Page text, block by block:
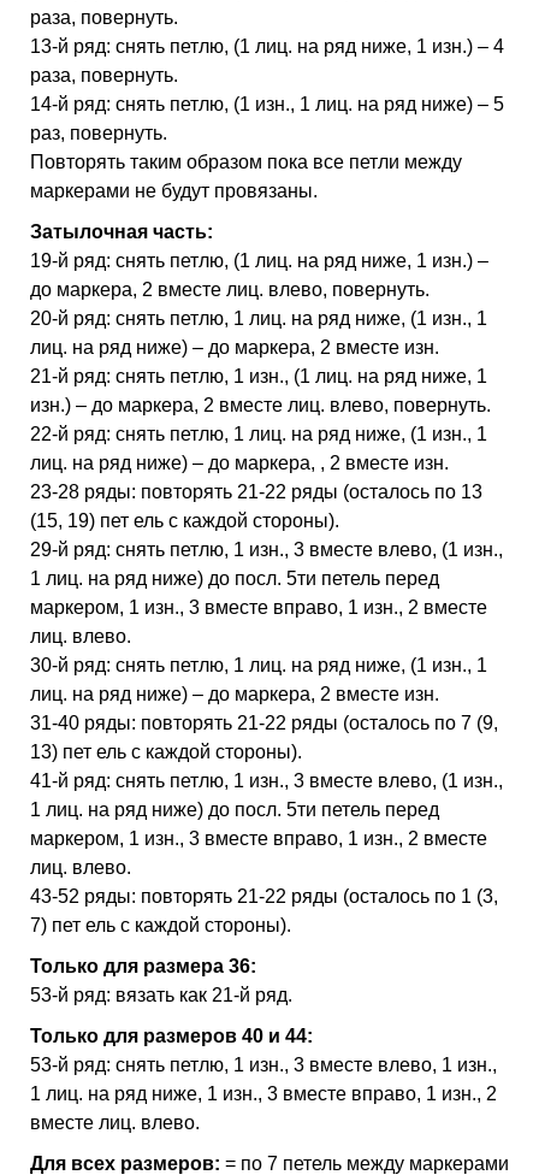
раза, повернуть.
13-й ряд: снять петлю, (1 лиц. на ряд ниже, 1 изн.) – 4
раза, повернуть.
14-й ряд: снять петлю, (1 изн., 1 лиц. на ряд ниже) – 5
раз, повернуть.
Повторять таким образом пока все петли между
маркерами не будут провязаны.
Затылочная часть:
19-й ряд: снять петлю, (1 лиц. на ряд ниже, 1 изн.) –
до маркера, 2 вместе лиц. влево, повернуть.
20-й ряд: снять петлю, 1 лиц. на ряд ниже, (1 изн., 1
лиц. на ряд ниже) – до маркера, 2 вместе изн.
21-й ряд: снять петлю, 1 изн., (1 лиц. на ряд ниже, 1
изн.) – до маркера, 2 вместе лиц. влево, повернуть.
22-й ряд: снять петлю, 1 лиц. на ряд ниже, (1 изн., 1
лиц. на ряд ниже) – до маркера, , 2 вместе изн.
23-28 ряды: повторять 21-22 ряды (осталось по 13
(15, 19) пет ель с каждой стороны).
29-й ряд: снять петлю, 1 изн., 3 вместе влево, (1 изн.,
1 лиц. на ряд ниже) до посл. 5ти петель перед
маркером, 1 изн., 3 вместе вправо, 1 изн., 2 вместе
лиц. влево.
30-й ряд: снять петлю, 1 лиц. на ряд ниже, (1 изн., 1
лиц. на ряд ниже) – до маркера, 2 вместе изн.
31-40 ряды: повторять 21-22 ряды (осталось по 7 (9,
13) пет ель с каждой стороны).
41-й ряд: снять петлю, 1 изн., 3 вместе влево, (1 изн.,
1 лиц. на ряд ниже) до посл. 5ти петель перед
маркером, 1 изн., 3 вместе вправо, 1 изн., 2 вместе
лиц. влево.
43-52 ряды: повторять 21-22 ряды (осталось по 1 (3,
7) пет ель с каждой стороны).
Только для размера 36:
53-й ряд: вязать как 21-й ряд.
Только для размеров 40 и 44:
53-й ряд: снять петлю, 1 изн., 3 вместе влево, 1 изн.,
1 лиц. на ряд ниже, 1 изн., 3 вместе вправо, 1 изн., 2
вместе лиц. влево.
Для всех размеров: = по 7 петель между маркерами